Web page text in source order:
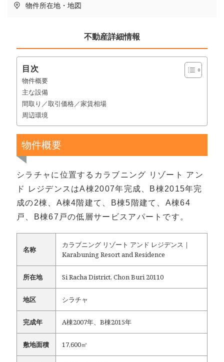
物件所在地・地図
不動産詳細情報
目次
物件概要
主な設備
間取り／取引価格／家賃相場
周辺環境
物件概要
シラチャに位置するカラブニング リゾート アン
ド レジデンスはA棟2007年完成、B棟2015年完
成の2棟、A棟4階建て、B棟5階建て、A棟64
戸、B棟67戸の低層サービスアパートです。
名称
カラブニング リゾート アンド レジデンス｜
Karabuning Resort and Residence
所在地 Si Racha District, Chon Buri 20110
地区 シラチャ
完成年 A棟2007年、B棟2015年
敷地面積 17,600㎡